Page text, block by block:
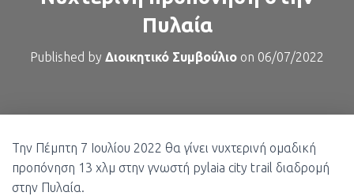
Πυλαία
Published by Διοικητικό Συμβούλιο on 06/07/2022
Την Πέμπτη 7 Ιουλίου 2022 θα γίνει νυχτερινή ομαδική
προπόνηση 13 χλμ στην γνωστή pylaia city trail διαδρομή
στην Πυλαία.